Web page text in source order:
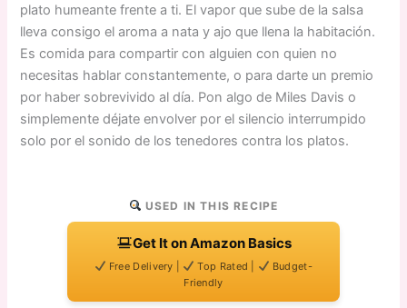
plato humeante frente a ti. El vapor que sube de la salsa
lleva consigo el aroma a nata y ajo que llena la habitación.
Es comida para compartir con alguien con quien no
necesitas hablar constantemente, o para darte un premio
por haber sobrevivido al día. Pon algo de Miles Davis o
simplemente déjate envolver por el silencio interrumpido
solo por el sonido de los tenedores contra los platos.
USED IN THIS RECIPE
Get It on Amazon Basics
Free Delivery | Top Rated |
Budget-
Friendly